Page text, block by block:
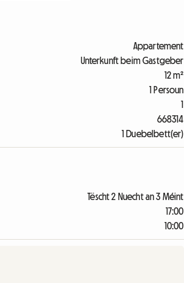
Appartement
Unterkunft beim Gastgeber
12 m²
1 Persoun
1
668314
1 Duebelbett(er)
Tëscht 2 Nuecht an 3 Méint
17:00
10:00